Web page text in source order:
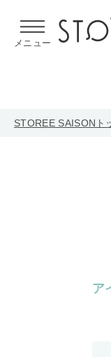
メニュー
STOREE SAISONト
ア